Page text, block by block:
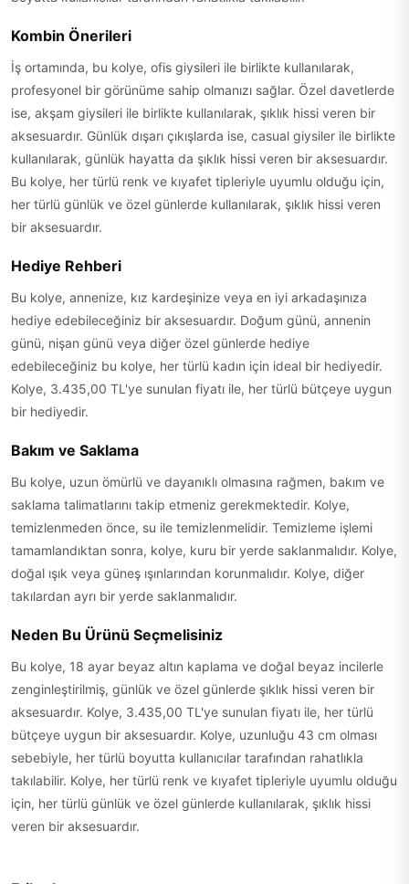
Kombin Önerileri
İş ortamında, bu kolye, ofis giysileri ile birlikte kullanılarak,
profesyonel bir görünüme sahip olmanızı sağlar. Özel davetlerde
ise, akşam giysileri ile birlikte kullanılarak, şıklık hissi veren bir
aksesuardır. Günlük dışarı çıkışlarda ise, casual giysiler ile birlikte
kullanılarak, günlük hayatta da şıklık hissi veren bir aksesuardır.
Bu kolye, her türlü renk ve kıyafet tipleriyle uyumlu olduğu için,
her türlü günlük ve özel günlerde kullanılarak, şıklık hissi veren
bir aksesuardır.
Hediye Rehberi
Bu kolye, annenize, kız kardeşinize veya en iyi arkadaşınıza
hediye edebileceğiniz bir aksesuardır. Doğum günü, annenin
günü, nişan günü veya diğer özel günlerde hediye
edebileceğiniz bu kolye, her türlü kadın için ideal bir hediyedir.
Kolye, 3.435,00 TL'ye sunulan fiyatı ile, her türlü bütçeye uygun
bir hediyedir.
Bakım ve Saklama
Bu kolye, uzun ömürlü ve dayanıklı olmasına rağmen, bakım ve
saklama talimatlarını takip etmeniz gerekmektedir. Kolye,
temizlenmeden önce, su ile temizlenmelidir. Temizleme işlemi
tamamlandıktan sonra, kolye, kuru bir yerde saklanmalıdır. Kolye,
doğal ışık veya güneş ışınlarından korunmalıdır. Kolye, diğer
takılardan ayrı bir yerde saklanmalıdır.
Neden Bu Ürünü Seçmelisiniz
Bu kolye, 18 ayar beyaz altın kaplama ve doğal beyaz incilerle
zenginleştirilmiş, günlük ve özel günlerde şıklık hissi veren bir
aksesuardır. Kolye, 3.435,00 TL'ye sunulan fiyatı ile, her türlü
bütçeye uygun bir aksesuardır. Kolye, uzunluğu 43 cm olması
sebebiyle, her türlü boyutta kullanıcılar tarafından rahatlıkla
takılabilir. Kolye, her türlü renk ve kıyafet tipleriyle uyumlu olduğu
için, her türlü günlük ve özel günlerde kullanılarak, şıklık hissi
veren bir aksesuardır.